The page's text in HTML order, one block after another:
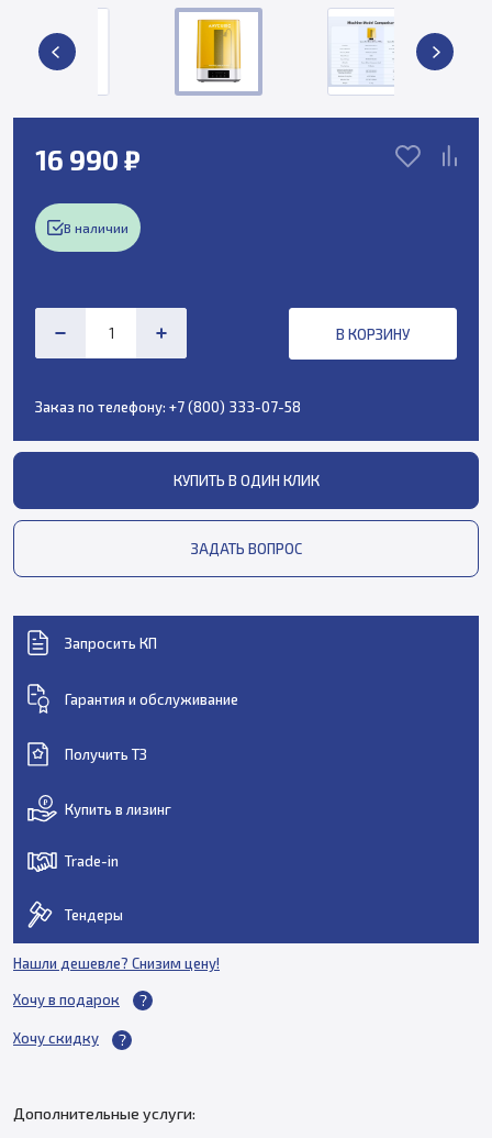
16 990 ₽
В наличии
В КОРЗИНУ
Заказ по телефону: +7 (800) 333-07-58
КУПИТЬ В ОДИН КЛИК
ЗАДАТЬ ВОПРОС
Запросить КП
Гарантия и обслуживание
Получить ТЗ
Купить в лизинг
Trade-in
Тендеры
Нашли дешевле? Снизим цену!
Хочу в подарок
Хочу скидку
Дополнительные услуги: